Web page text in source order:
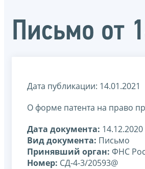
Письмо от
Дата публикации: 14.01.2021
О форме патента на право
Дата документа: 14.12.2020
Вид документа: Письмо
Принявший орган: ФНС
Номер: СД-4-3/20593@